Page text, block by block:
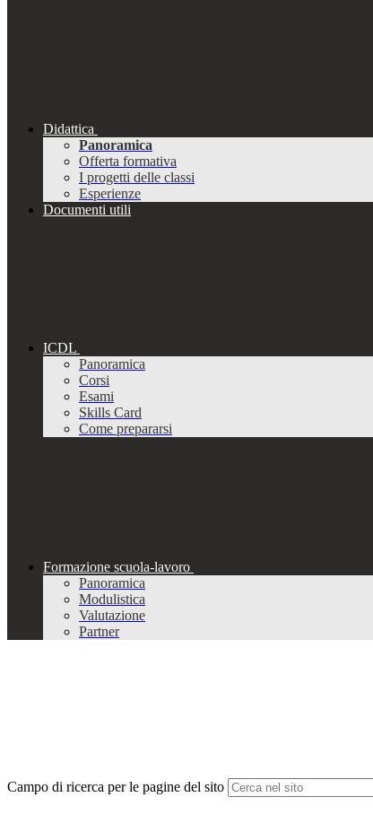
Didattica
Panoramica
Offerta formativa
I progetti delle classi
Esperienze
Documenti utili
ICDL
Panoramica
Corsi
Esami
Skills Card
Come prepararsi
Formazione scuola-lavoro
Panoramica
Modulistica
Valutazione
Partner
Campo di ricerca per le pagine del sito